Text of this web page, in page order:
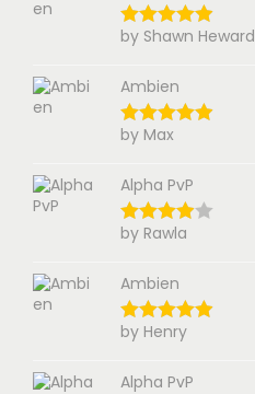
by Shawn Heward
Ambien
by Max
Alpha PvP
by Rawla
Ambien
by Henry
Alpha PvP